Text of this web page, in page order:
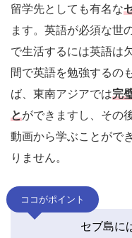
留学先としても有名な
ます。英語が必須な世
で生活するには英語は
間で英語を勉強するの
ば、東南アジアでは完
とができますし、その
動画から学ぶことがで
りません。
ココがポイント
セブ島に